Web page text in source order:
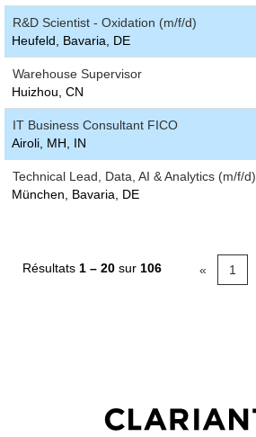
R&D Scientist - Oxidation (m/f/d)
Heufeld, Bavaria, DE
Warehouse Supervisor
Huizhou, CN
IT Business Consultant FICO
Airoli, MH, IN
Technical Lead, Data, AI & Analytics (m/f/d)
München, Bavaria, DE
Résultats 1 – 20 sur 106 « 1